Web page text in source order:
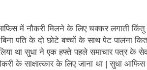
एक ऐतिहासिक वापसी
‘पुस्तक लोकार्पण, काव्य गोष्ठी एवं सम्मान
में नौकरी मिलने के लिए चक्कर लगाती किंतु
पति के दो छोटे बच्चों के साथ पेट पालना
था सुधा ने एक हफ्ते पहले समाचार पत्र के
के साक्षात्कार के लिए जाना था | सुधा आफिस